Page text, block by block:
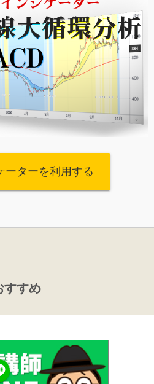
ーターを利用する
すすめ